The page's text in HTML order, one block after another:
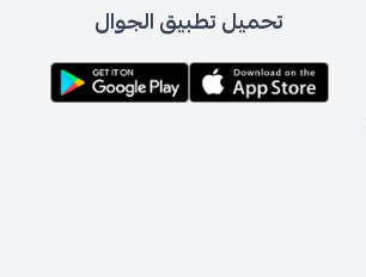
تحميل تطبيق الجوال